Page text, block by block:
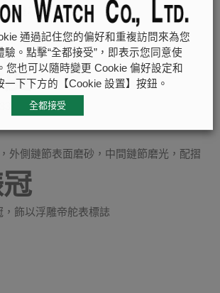
械機芯
圓拱形
度
呎）
外側鏈節表面磨砂，中間鏈節磨光，配摺
飾以浮雕帝舵表標誌
通過記住您的偏好和重複訪問來為您
驗。點擊“全都接受”，即表示您同意使
您也可以隨時變更 Cookie 偏好設定和
一下下方的【Cookie 設置】按鈕。
全都接受